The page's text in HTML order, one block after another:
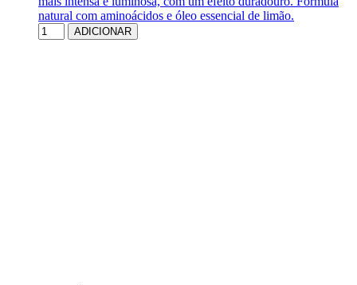
natural com aminoácidos e óleo essencial de limão.
ADICIONAR